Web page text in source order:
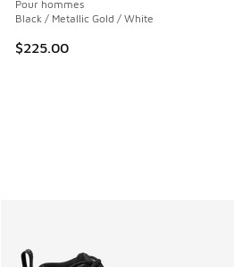
Pour hommes
Black / Metallic Gold / White
$225.00